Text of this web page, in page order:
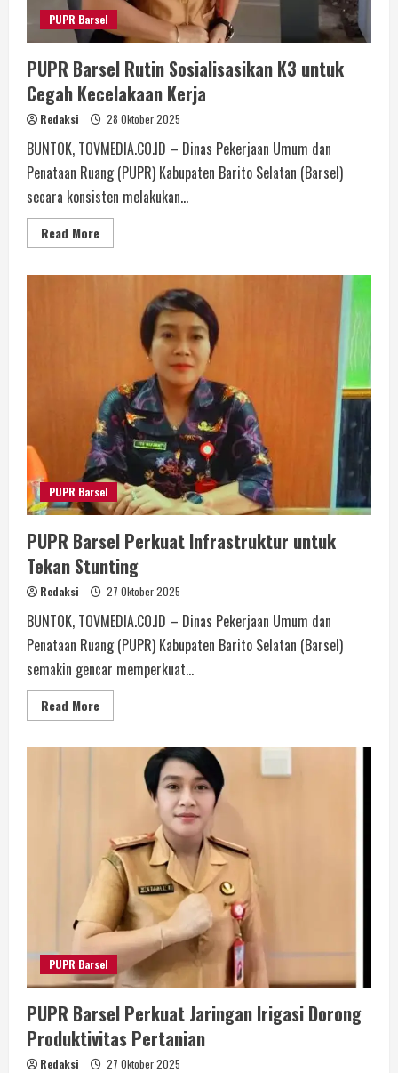
PUPR Barsel
PUPR Barsel Rutin Sosialisasikan K3 untuk
Cegah Kecelakaan Kerja
Redaksi 28 Oktober 2025
BUNTOK, TOVMEDIA.CO.ID – Dinas Pekerjaan Umum dan
Penataan Ruang (PUPR) Kabupaten Barito Selatan (Barsel)
secara konsisten melakukan...
Read More
PUPR Barsel
PUPR Barsel Perkuat Infrastruktur untuk
Tekan Stunting
Redaksi 27 Oktober 2025
BUNTOK, TOVMEDIA.CO.ID – Dinas Pekerjaan Umum dan
Penataan Ruang (PUPR) Kabupaten Barito Selatan (Barsel)
semakin gencar memperkuat...
Read More
PUPR Barsel
PUPR Barsel Perkuat Jaringan Irigasi Dorong
Produktivitas Pertanian
Redaksi 27 Oktober 2025